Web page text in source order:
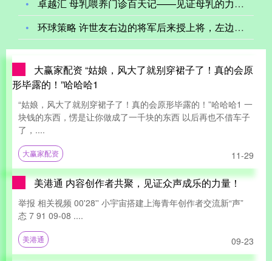
卓越汇 母乳喂养门诊百天记——见证母乳的力量与专业的温度
环球策略 许世友右边的将军后来授上将，左边的更厉害，当了国防
大赢家配资 “姑娘，风大了就别穿裙子了！真的会原
形毕露的！”哈哈哈1
“姑娘，风大了就别穿裙子了！真的会原形毕露的！”哈哈哈1 一
块钱的东西，愣是让你做成了一千块的东西 以后再也不借车子
了，....
大赢家配资 11-29
美港通 内容创作者共聚，见证众声成乐的力量！
举报 相关视频 00'28'' 小宇宙搭建上海青年创作者交流新“声”
态 7 91 09-08 ....
美港通 09-23